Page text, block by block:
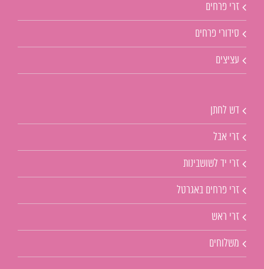
זרי פרחים
סידורי פרחים
עציצים
דש לחתן
זרי אבל
זרי יד לשושבינות
זרי פרחים באגרטל
זרי ראש
משלוחים